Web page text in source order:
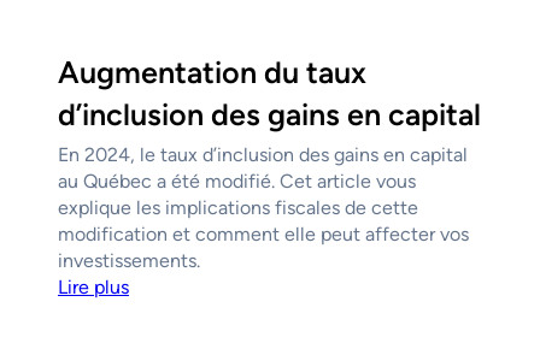
Augmentation du taux
d’inclusion des gains en capital
En 2024, le taux d’inclusion des gains en capital
au Québec a été modifié. Cet article vous
explique les implications fiscales de cette
modification et comment elle peut affecter vos
investissements.
Lire plus